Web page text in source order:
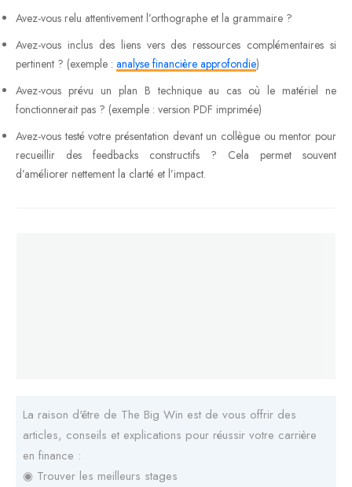
Avez-vous relu attentivement l’orthographe et la grammaire ?
Avez-vous inclus des liens vers des ressources complémentaires si
pertinent ? (exemple : analyse financière approfondie)
Avez-vous prévu un plan B technique au cas où le matériel ne
fonctionnerait pas ? (exemple : version PDF imprimée)
Avez-vous testé votre présentation devant un collègue ou mentor pour
recueillir des feedbacks constructifs ? Cela permet souvent
d’améliorer nettement la clarté et l’impact.
La raison d'être de The Big Win est de vous offrir des
articles, conseils et explications pour réussir votre carrière
en finance :
◉ Trouver les meilleurs stages